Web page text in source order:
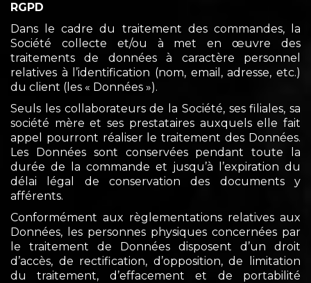
RGPD
Dans le cadre du traitement des commandes, la
Société collecte et/ou à met en œuvre des
traitements de données à caractère personnel
relatives à l’identification (nom, email, adresse, etc.)
du client (les « Données »).
Seuls les collaborateurs de la Société, ses filiales, sa
société mère et ses prestataires auxquels elle fait
appel pourront réaliser le traitement des Données.
Les Données sont conservées pendant toute la
durée de la commande et jusqu’à l’expiration du
délai légal de conservation des documents y
afférents.
Conformément aux règlementations relatives aux
Données, les personnes physiques concernées par
le traitement de Données disposent d’un droit
d’accès, de rectification, d’opposition, de limitation
du traitement, d’effacement et de portabilité